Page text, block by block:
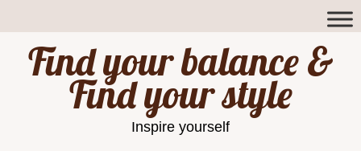
Find your balance &
Find your style
Inspire yourself